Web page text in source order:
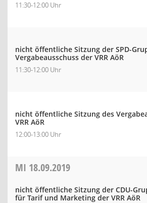
11:30-12:00 Uhr
nicht öffentliche Sitzung der SPD-
Vergabeausschuss der VRR AöR
11:30-12:00 Uhr
nicht öffentliche Sitzung des
VRR AöR
12:00-13:00 Uhr
MI 18.09.2019
nicht öffentliche Sitzung der CDU-
für Tarif und Marketing der VRR AöR